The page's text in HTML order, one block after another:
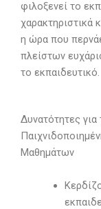
φιλοξενεί το
χαρακτηριστικά
η ώρα που
πλείστων
το εκπαιδευτικό.
Δυνατότητες για
Μαθημάτων